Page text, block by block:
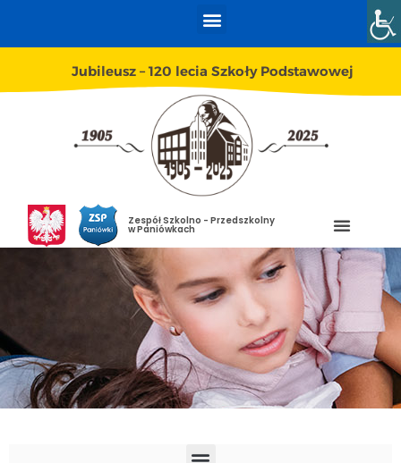
Jubileusz – 120 lecia Szkoły Podstawowej
Zespół Szkolno - Przedszkolny
w Paniówkach